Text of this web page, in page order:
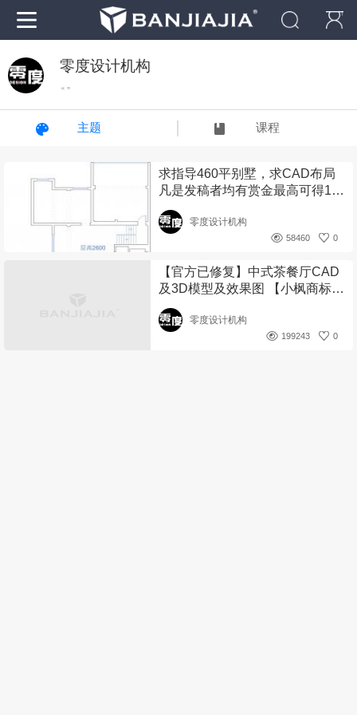
零度设计机构
“ ”
主题 课程
求指导460平别墅，求CAD布局
凡是发稿者均有赏金最高可得10
00金币
零度设计机构
0
58460
【官方已修复】中式茶餐厅CAD
及3D模型及效果图 【小枫商标】
有奖金哦！~
零度设计机构
0
199243